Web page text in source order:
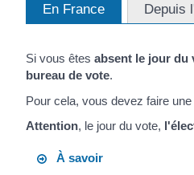
En France Depuis
Si vous êtes absent le jour du
bureau de vote.
Pour cela, vous devez faire
Attention, le jour du vote,
À savoir